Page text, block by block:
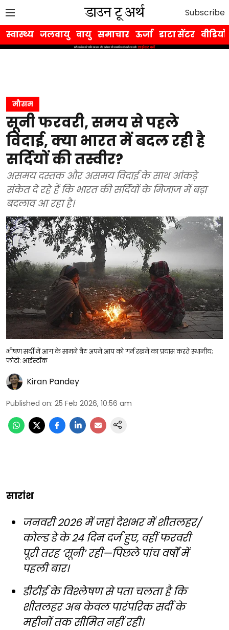
Subscribe
स्वास्थ्य जलवायु वायु समाचार ऊर्जा डाटा सेंटर वीडियो
मौसम
सूनी फरवरी, समय से पहले
विदाई, क्या भारत में बदल रही है
सर्दियों की तस्वीर?
असमय दस्तक और असमय विदाई के साथ आंकड़े
संकेत दे रहे हैं कि भारत की सर्दियों के मिजाज में बड़ा
बदलाव आ रहा है।
भीषण सर्दी में आग के सामने बैठ अपने आप को गर्म रखने का प्रयास करते स्थानीय;
फोटो: आईस्टॉक
Kiran Pandey
Published on: 25 Feb 2026, 10:56 am
सारांश
जनवरी 2026 में जहां देशभर में शीतलहर/
कोल्ड डे के 24 दिन दर्ज हुए, वहीं फरवरी
पूरी तरह ‘सूनी’ रही—पिछले पांच वर्षों में
पहली बार।
डीटीई के विश्लेषण से पता चलता है कि
शीतलहर अब केवल पारंपरिक सर्दी के
महीनों तक सीमित नहीं रही।